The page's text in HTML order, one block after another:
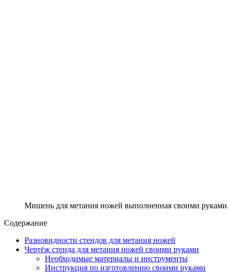
Мишень для метания ножей выполненная своими
Содержание
Разновидности стендов для метания ножей
Чертёж стенда для метания ножей своими руками
Необходимые материалы и инструменты
Инструкция по изготовлению своими руками